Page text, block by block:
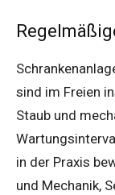
sind im Freien
Staub und
in der Praxis
und Mechanik,